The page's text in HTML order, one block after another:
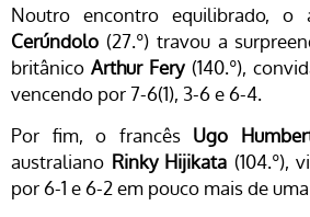
Noutro encontro equilibrado, o
Cerúndolo (27.º) travou a
britânicoArthur Fery(140.º),
vencendo por 7-6(1), 3-6 e 6-4.
Por fim, o francês Ugo
australiano Rinky Hijikata (104.º),
por 6-1 e 6-2 em pouco mais de